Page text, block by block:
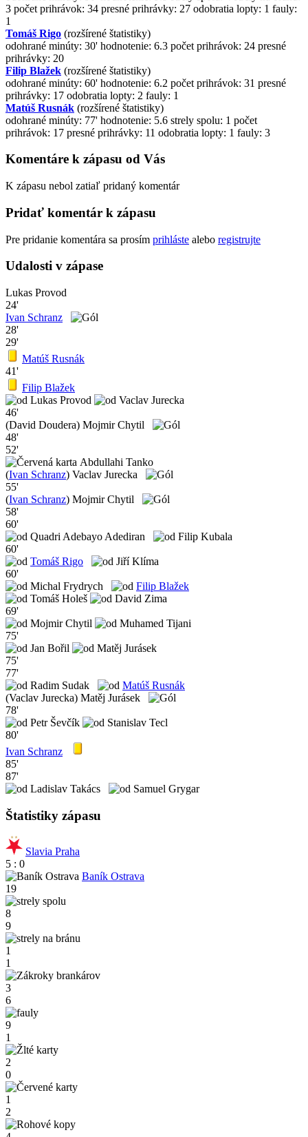
3 počet prihrávok: 34 presné prihrávky: 27 odobratia lopty: 1 fauly:
1
Tomáš Rigo (rozšírené štatistiky)
odohrané minúty: 30' hodnotenie: 6.3 počet prihrávok: 24 presné
prihrávky: 20
Filip Blažek (rozšírené štatistiky)
odohrané minúty: 60' hodnotenie: 6.2 počet prihrávok: 31 presné
prihrávky: 17 odobratia lopty: 2 fauly: 1
Matúš Rusnák (rozšírené štatistiky)
odohrané minúty: 77' hodnotenie: 5.6 strely spolu: 1 počet
prihrávok: 17 presné prihrávky: 11 odobratia lopty: 1 fauly: 3
Komentáre k zápasu od Vás
K zápasu nebol zatiaľ pridaný komentár
Pridať komentár k zápasu
Pre pridanie komentára sa prosím prihláste alebo registrujte
Udalosti v zápase
Lukas Provod
24'
Ivan Schranz
28'
29'
Matúš Rusnák
41'
Filip Blažek
Lukas Provod
Vaclav Jurecka
46'
(David Doudera) Mojmir Chytil
48'
52'
Abdullahi Tanko
(Ivan Schranz) Vaclav Jurecka
55'
(Ivan Schranz) Mojmir Chytil
58'
60'
Quadri Adebayo Adediran
Filip Kubala
60'
Tomáš Rigo
Jiří Klíma
60'
Michal Frydrych
Filip Blažek
Tomáš Holeš
David Zima
69'
Mojmir Chytil
Muhamed Tijani
75'
Jan Bořil
Matěj Jurásek
75'
77'
Radim Sudak
Matúš Rusnák
(Vaclav Jurecka) Matěj Jurásek
78'
Petr Ševčík
Stanislav Tecl
80'
Ivan Schranz
85'
87'
Ladislav Takács
Samuel Grygar
Štatistiky zápasu
Slavia Praha
5 : 0
Baník Ostrava
19
8
9
1
1
3
6
9
1
2
0
1
2